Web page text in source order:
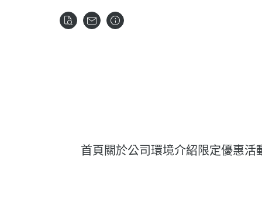
首頁 關於公司環境介紹 限定優惠活